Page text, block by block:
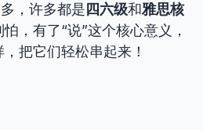
，许多都是 四六级和雅思核
，有了“说”这个核心意义，
把它们轻松串起来！